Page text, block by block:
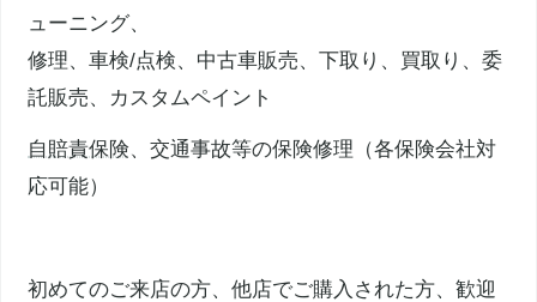
ューニング、
修理、車検/点検、中古車販売、下取り、買取り、委
託販売、カスタムペイント
自賠責保険、交通事故等の保険修理（各保険会社対
応可能）
初めてのご来店の方、他店でご購入された方、歓迎